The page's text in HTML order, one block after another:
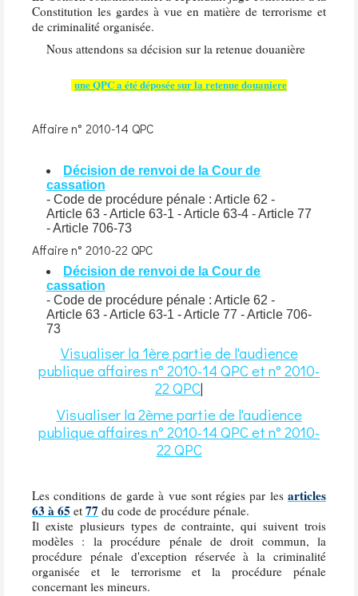
Constitution les gardes à vue en matière de terrorisme et
de criminalité organisée.
Nous attendons sa décision sur la retenue douanière
une QPC a été déposée sur la retenue douaniere
Affaire n° 2010-14 QPC
Décision de renvoi de la Cour de
cassation
- Code de procédure pénale : Article 62 -
Article 63 - Article 63-1 - Article 63-4 - Article 77
- Article 706-73
Affaire n° 2010-22 QPC
Décision de renvoi de la Cour de
cassation
- Code de procédure pénale : Article 62 -
Article 63 - Article 63-1 - Article 77 - Article 706-
73
Visualiser la 1ère partie de l'audience
publique affaires n° 2010-14 QPC et n° 2010-
22 QPC|
Visualiser la 2ème partie de l'audience
publique affaires n° 2010-14 QPC et n° 2010-
22 QPC
Les conditions de garde à vue sont régies par les articles
63 à 65 et 77 du code de procédure pénale.
Il existe plusieurs types de contrainte, qui suivent trois
modèles : la procédure pénale de droit commun, la
procédure pénale d'exception réservée à la criminalité
organisée et le terrorisme et la procédure pénale
concernant les mineurs.